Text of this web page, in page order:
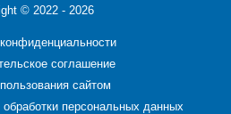
© 2022 - 2026
соглашение
сайтом
персональных данных